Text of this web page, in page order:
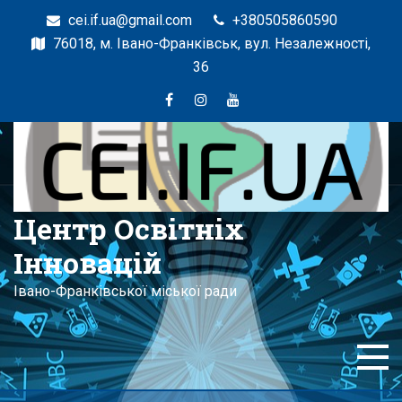
cei.if.ua@gmail.com
+380505860590
76018, м. Івано-Франківськ, вул. Незалежності,
36
Центр Освітніх
Інновацій
Івано-Франківської міської ради